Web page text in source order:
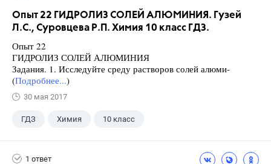
Опыт 22 ГИДРОЛИЗ СОЛЕЙ АЛЮМИНИЯ. Гузей
Л.С., Суровцева Р.П. Химия 10 класс ГДЗ.
Опыт 22
ГИДРОЛИЗ СОЛЕЙ АЛЮМИНИЯ
Задания. 1. Исследуйте среду растворов солей алюми-
(Подробнее...)
30 мая 2017
ГДЗ Химия 10 класс
1 ответ